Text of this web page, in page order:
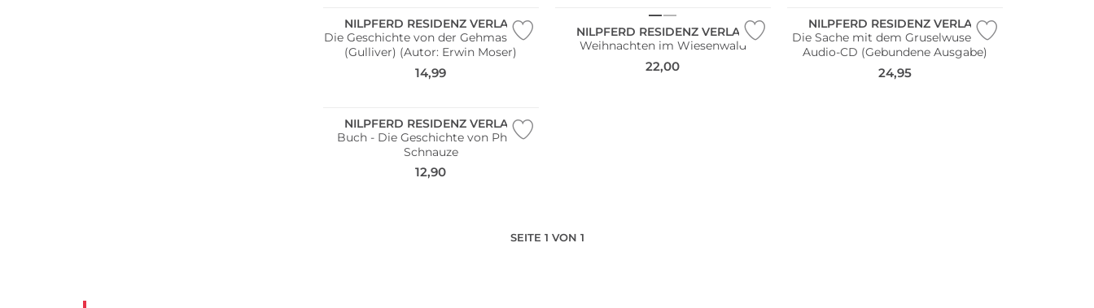
NILPFERD RESIDENZ VERLAG
Die Geschichte von der Gehmaschine
(Gulliver) (Autor: Erwin Moser)
14,99
NILPFERD RESIDENZ VERLAG
Weihnachten im Wiesenwald
22,00
NILPFERD RESIDENZ VERLAG
Die Sache mit dem Gruselwusel mit
Audio-CD (Gebundene Ausgabe)
24,95
NILPFERD RESIDENZ VERLAG
Buch - Die Geschichte von Philip
Schnauze
12,90
SEITE 1 VON 1